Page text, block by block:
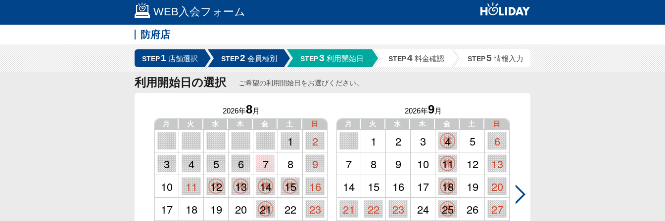
WEB入会フォーム
防府店
STEP1 店舗選択 STEP2 会員種別 STEP3 利用開始日 STEP4 料金確認 STEP5 情報入力
利用開始日の選択 ご希望の利用開始日をお選びください。
2026年8月
月 火 水 木 金 土 日
1
2
3
4 5 6 7 8
9
10
11 12 13 14 15
16
17
18 19 20 21 22 23
2026年9月
月 火 水 木 金 土 日
1 2 3 4 5
6
7
8 9 10 11 12
13
14
15 16 17 18 19
20
21
22 23 24 25 26 27